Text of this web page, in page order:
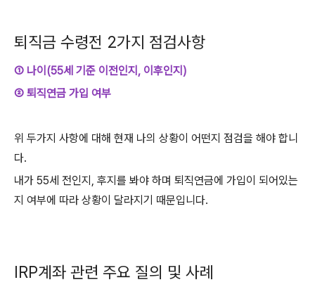
퇴직금 수령전 2가지 점검사항
① 나이(55세 기준 이전인지, 이후인지)
② 퇴직연금 가입 여부
위 두가지 사항에 대해 현재 나의 상황이 어떤지 점검을 해야 합니
다.
내가 55세 전인지 , 후지를 봐야 하며 퇴직연금에 가입이 되어있는
지 여부에 따라 상황이 달라지기 때문입니다.
IRP계좌 관련 주요 질의 및 사례